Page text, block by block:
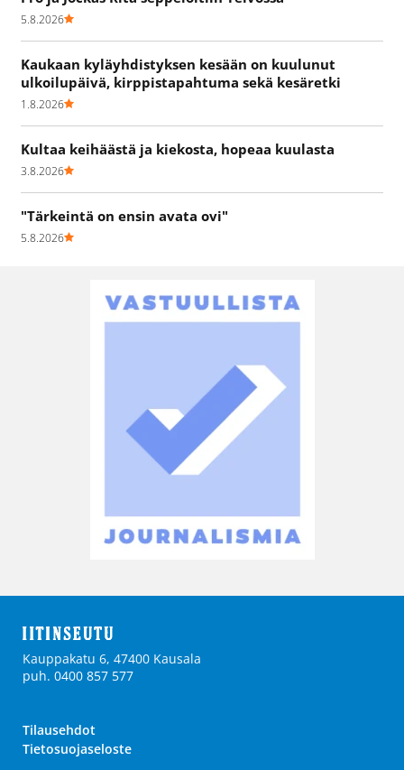
5.8.2026
Kaukaan kyläyhdistyksen kesään on kuulunut
ulkoilupäivä, kirppistapahtuma sekä kesäretki
1.8.2026
Kultaa keihäästä ja kiekosta, hopeaa kuulasta
3.8.2026
"Tärkeintä on ensin avata ovi"
5.8.2026
Kauppakatu 6, 47400 Kausala
puh. 0400 857 577
Tilausehdot
Tietosuojaseloste